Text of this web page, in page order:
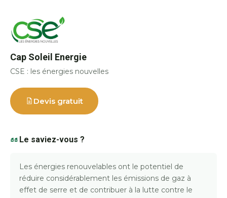
Cap Soleil Energie
CSE : les énergies nouvelles
Devis gratuit
Le saviez-vous ?
Les énergies renouvelables ont le potentiel de
réduire considérablement les émissions de gaz à
effet de serre et de contribuer à la lutte contre le